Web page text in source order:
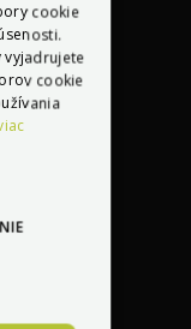
do 30 dní
cookie
vyjadrujete
cookie